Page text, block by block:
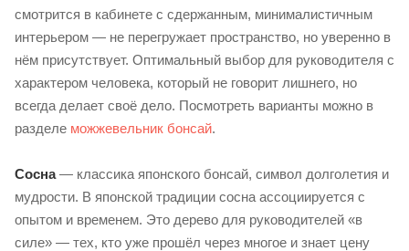
смотрится в кабинете с сдержанным, минималистичным
интерьером — не перегружает пространство, но уверенно в
нём присутствует. Оптимальный выбор для руководителя с
характером человека, который не говорит лишнего, но
всегда делает своё дело. Посмотреть варианты можно в
разделе можжевельник бонсай.
Сосна— классика японского бонсай, символ долголетия и
мудрости. В японской традиции сосна ассоциируется с
опытом и временем. Это дерево для руководителей «в
силе» — тех, кто уже прошёл через многое и знает цену